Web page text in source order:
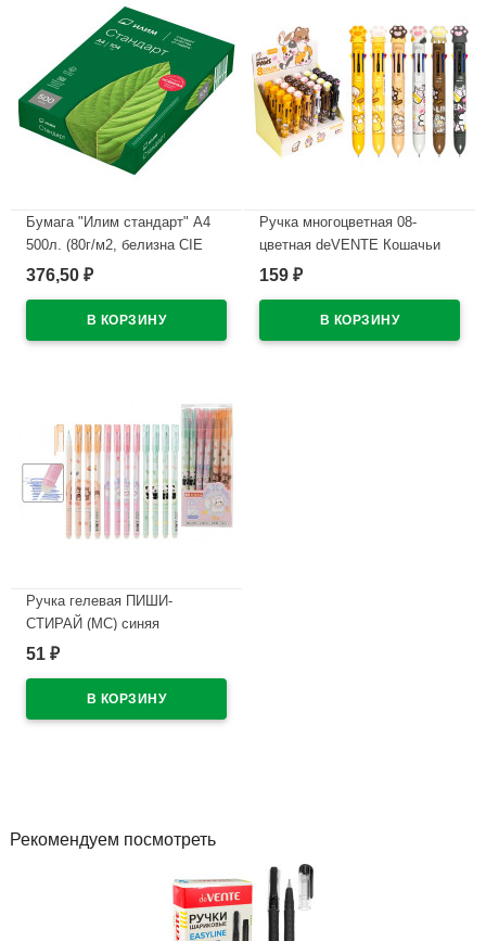
Бумага "Илим стандарт" А4
500л. (80г/м2, белизна CIE
146%)
376,50 ₽
Ручка многоцветная 08-
цветная deVENTE Кошачьи
лапки (Cat Paw) d=0,7 мм
159 ₽
Ручка гелевая ПИШИ-
СТИРАЙ (МС) синяя
Животные 0,38мм арт.MP-
51 ₽
Рекомендуем посмотреть